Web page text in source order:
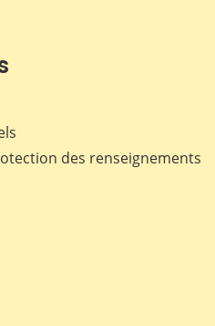
des renseignements